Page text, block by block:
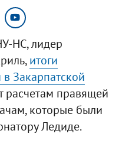
НС, лидер
итоги
Закарпатской
расчетам правящей
которые были
Ледиде.